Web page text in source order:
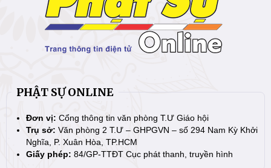
PHẬT SỰ ONLINE
Đơn vị: Cổng thông tin văn phòng T.Ư Giáo hội
Trụ sở: Văn phòng 2 T.Ư – GHPGVN – số 294 Nam Kỳ Khởi
Nghĩa, P. Xuân Hòa, TP.HCM
Giấy phép: 84/GP-TTĐT Cục phát thanh, truyền hình